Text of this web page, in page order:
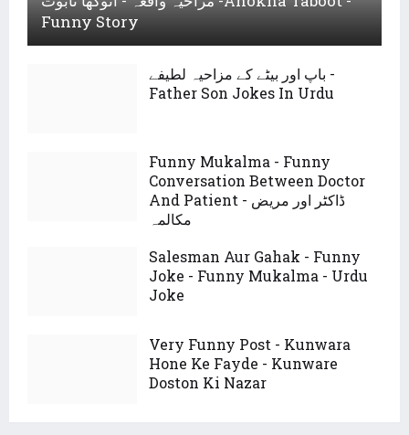
Funny Story
باپ اور بیٹے کے مزاحیہ لطیفے -
Father Son Jokes In Urdu
Funny Mukalma - Funny
Conversation Between Doctor
And Patient - ڈاکٹر اور مریض
مکالمہ
Salesman Aur Gahak - Funny
Joke - Funny Mukalma - Urdu
Joke
Very Funny Post - Kunwara
Hone Ke Fayde - Kunware
Doston Ki Nazar